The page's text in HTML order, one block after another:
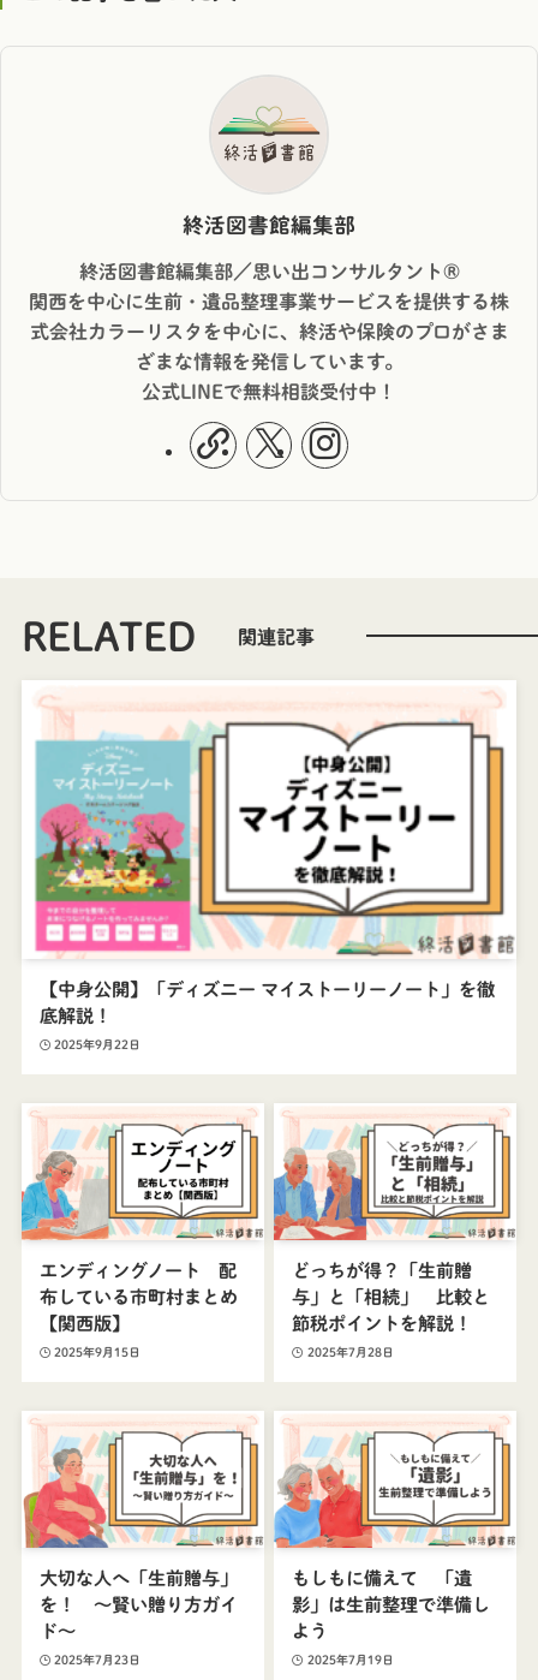
終活図書館編集部
終活図書館編集部／思い出コンサルタント®︎
関西を中心に生前・遺品整理事業サービスを提供する株
式会社カラーリスタを中心に、終活や保険のプロがさま
ざまな情報を発信しています。
公式LINEで無料相談受付中！
RELATED
【中身公開】「ディズニー マイストーリーノート」を徹
底解説！
2025年9月22日
エンディングノート 配
布している市町村まとめ
【関西版】
2025年9月15日
どっちが得？「生前贈
与」と「相続」 比較と
節税ポイントを解説！
2025年7月28日
大切な人へ「生前贈与」
を！ ～賢い贈り方ガイ
ド～
2025年7月23日
もしもに備えて 「遺
影」は生前整理で準備し
よう
2025年7月19日